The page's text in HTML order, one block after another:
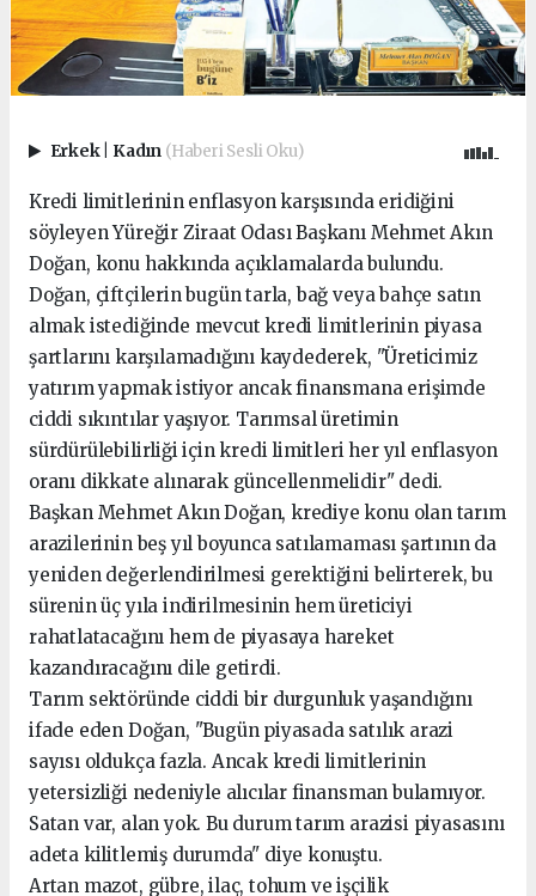
Erkek Kadın (Haberi Sesli Oku)
Kredi limitlerinin enflasyon karşısında eridiğini
söyleyen Yüreğir Ziraat Odası Başkanı Mehmet Akın
Doğan, konu hakkında açıklamalarda bulundu.
Doğan, çiftçilerin bugün tarla, bağ veya bahçe satın
almak istediğinde mevcut kredi limitlerinin piyasa
şartlarını karşılamadığını kaydederek, "Üreticimiz
yatırım yapmak istiyor ancak finansmana erişimde
ciddi sıkıntılar yaşıyor. Tarımsal üretimin
sürdürülebilirliği için kredi limitleri her yıl enflasyon
oranı dikkate alınarak güncellenmelidir" dedi.
Başkan Mehmet Akın Doğan, krediye konu olan tarım
arazilerinin beş yıl boyunca satılamaması şartının da
yeniden değerlendirilmesi gerektiğini belirterek, bu
sürenin üç yıla indirilmesinin hem üreticiyi
rahatlatacağını hem de piyasaya hareket
kazandıracağını dile getirdi.
Tarım sektöründe ciddi bir durgunluk yaşandığını
ifade eden Doğan, "Bugün piyasada satılık arazi
sayısı oldukça fazla. Ancak kredi limitlerinin
yetersizliği nedeniyle alıcılar finansman bulamıyor.
Satan var, alan yok. Bu durum tarım arazisi piyasasını
adeta kilitlemiş durumda" diye konuştu.
Artan mazot, gübre, ilaç, tohum ve işçilik